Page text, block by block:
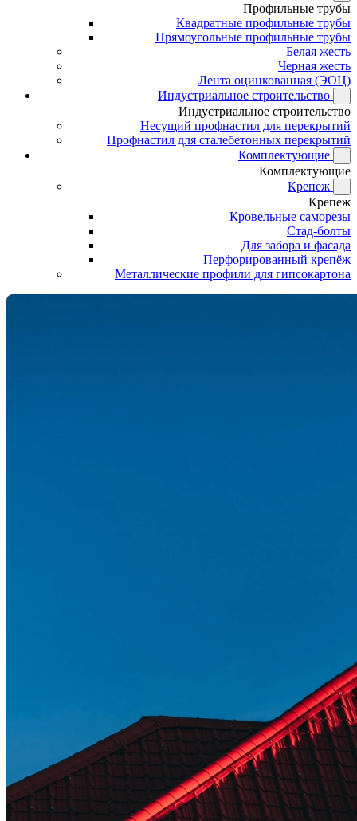
Профильные трубы
Квадратные профильные трубы
Прямоугольные профильные трубы
Белая жесть
Черная жесть
Лента оцинкованная (ЭОЦ)
Индустриальное строительство
Индустриальное строительство
Несущий профнастил для перекрытий
Профнастил для сталебетонных перекрытий
Комплектующие
Комплектующие
Крепеж
Крепеж
Кровельные саморезы
Стад-болты
Для забора и фасада
Перфорированный крепёж
Металлические профили для гипсокартона